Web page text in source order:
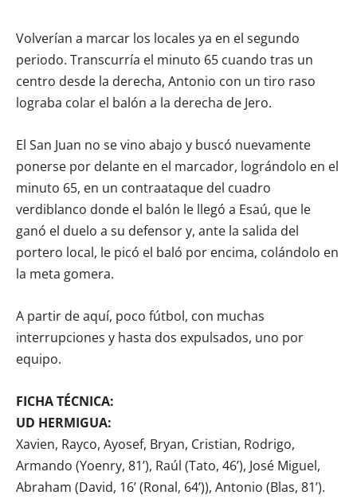
Volverían a marcar los locales ya en el segundo
periodo. Transcurría el minuto 65 cuando tras un
centro desde la derecha, Antonio con un tiro raso
lograba colar el balón a la derecha de Jero.
El San Juan no se vino abajo y buscó nuevamente
ponerse por delante en el marcador, lográndolo en el
minuto 65, en un contraataque del cuadro
verdiblanco donde el balón le llegó a Esaú, que le
ganó el duelo a su defensor y, ante la salida del
portero local, le picó el baló por encima, colándolo en
la meta gomera.
A partir de aquí, poco fútbol, con muchas
interrupciones y hasta dos expulsados, uno por
equipo.
FICHA TÉCNICA:
UD HERMIGUA:
Xavien, Rayco, Ayosef, Bryan, Cristian, Rodrigo,
Armando (Yoenry, 81’), Raúl (Tato, 46’), José Miguel,
Abraham (David, 16’ (Ronal, 64’)), Antonio (Blas, 81’).